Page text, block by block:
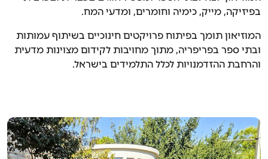
בפיזיקה, מייק, כימיה וחומרים, ומדעי המח.
המוזיאון תומך בפיתוח פרויקטים חינוכיים בשיתוף עמותות
ובתי ספר בפריפריה, מתוך מחויבות לקידום מצוינות מדעית
והרחבת ההזדמנויות לכלל התלמידים בישראל.